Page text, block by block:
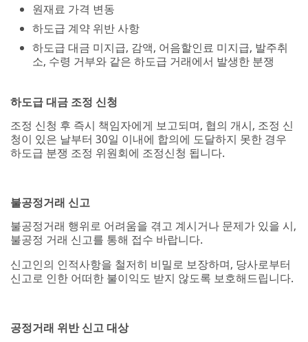
원재료 가격 변동
하도급 계약 위반 사항
하도급 대금 미지급, 감액, 어음할인료 미지급, 발주취
소, 수령 거부와 같은 하도급 거래에서 발생한 분쟁
하도급 대금 조정 신청
조정 신청 후 즉시 책임자에게 보고되며, 협의 개시, 조정 신
청이 있은 날부터 30일 이내에 합의에 도달하지 못한 경우
하도급 분쟁 조정 위원회에 조정신청 됩니다.
불공정거래 신고
불공정거래 행위로 어려움을 겪고 계시거나 문제가 있을 시,
불공정 거래 신고를 통해 접수 바랍니다.
신고인의 인적사항을 철저히 비밀로 보장하며, 당사로부터
신고로 인한 어떠한 불이익도 받지 않도록 보호해드립니다.
공정거래 위반 신고 대상